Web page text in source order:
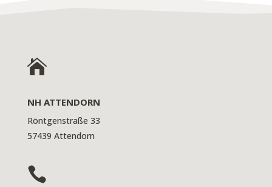

NH ATTENDORN
Röntgenstraße 33
57439 Attendorn
